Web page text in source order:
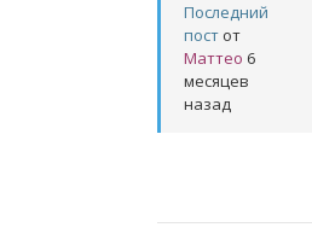
Последний
пост от
Маттео 6
месяцев
назад